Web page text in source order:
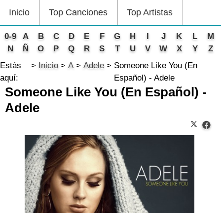
Inicio Top Canciones Top Artistas
0-9 A B C D E F G H I J K L
M
N
Ñ O P Q R S T U V W X Y
Z
Estás
aquí:
Inicio A Adele
Someone Like You (En
Español) - Adele
Someone Like You (En Español) -
Adele